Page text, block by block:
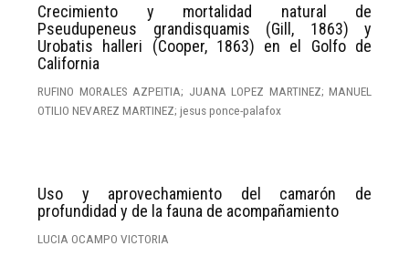
Crecimiento y mortalidad natural de
Pseudupeneus grandisquamis (Gill, 1863) y
Urobatis halleri (Cooper, 1863) en el Golfo de
California
RUFINO MORALES AZPEITIA; JUANA LOPEZ MARTINEZ; MANUEL
OTILIO NEVAREZ MARTINEZ; jesus ponce-palafox
Uso y aprovechamiento del camarón de
profundidad y de la fauna de acompañamiento
LUCIA OCAMPO VICTORIA